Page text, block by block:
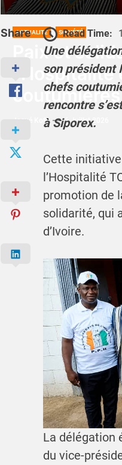
ACTUALITÉ SOCIÉTÉ
Paix et
Josué Koffi 6 Juillet 2026
Share Read Time:
Une
son président
chefs
rencontre
à Siporex.
Cette
l’Hospitalité
promotion de
solidarité, qui
d’Ivoire.
La délégation
du vice-